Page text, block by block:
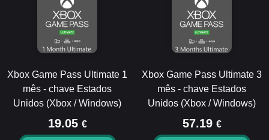
Xbox Game Pass Ultimate 1
mês - chave Estados
Unidos (Xbox / Windows)
19.05 €
Xbox Game Pass Ultimate 3
mês - chave Estados
Unidos (Xbox / Windows)
57.19 €